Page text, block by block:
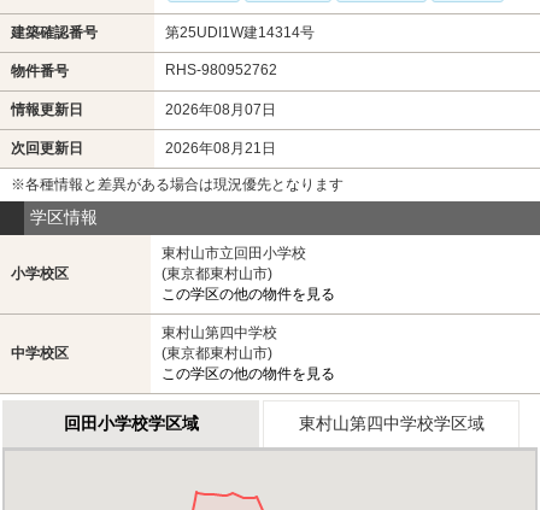
建築確認番号 第25UDI1W建14314号
物件番号 RHS-980952762
情報更新日 2026年08月07日
次回更新日 2026年08月21日
※各種情報と差異がある場合は現況優先となります
学区情報
小学校区
東村山市立回田小学校
(東京都東村山市)
この学区の他の物件を見る
中学校区
東村山第四中学校
(東京都東村山市)
この学区の他の物件を見る
回田小学校学区域 東村山第四中学校学区域